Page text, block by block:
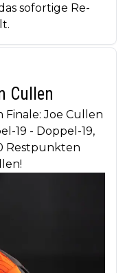
sofortige Re-
Cullen
Finale: Joe Cullen
19 - Doppel-19,
Restpunkten